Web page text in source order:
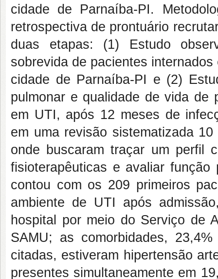
cidade de Parnaíba-PI.
retrospectiva de prontuário
duas etapas: (1) Estudo
sobrevida de pacientes
cidade de Parnaíba-PI e (2)
pulmonar e qualidade de vida de
em UTI, após 12 meses de
em uma revisão sistematizada
onde buscaram traçar um perfil
fisioterapêuticas e avaliar
contou com os 209 primeiros
ambiente de UTI após
hospital por meio do Serviço de
SAMU; as comorbidades,
citadas, estiveram hipertensão
presentes simultaneamente em